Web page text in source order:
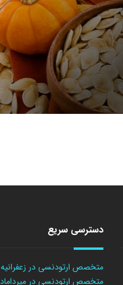
دسترسی سریع
متخصص ارتودنسی در زعفرانیه
متخصص ارتودنسی در میرداماد